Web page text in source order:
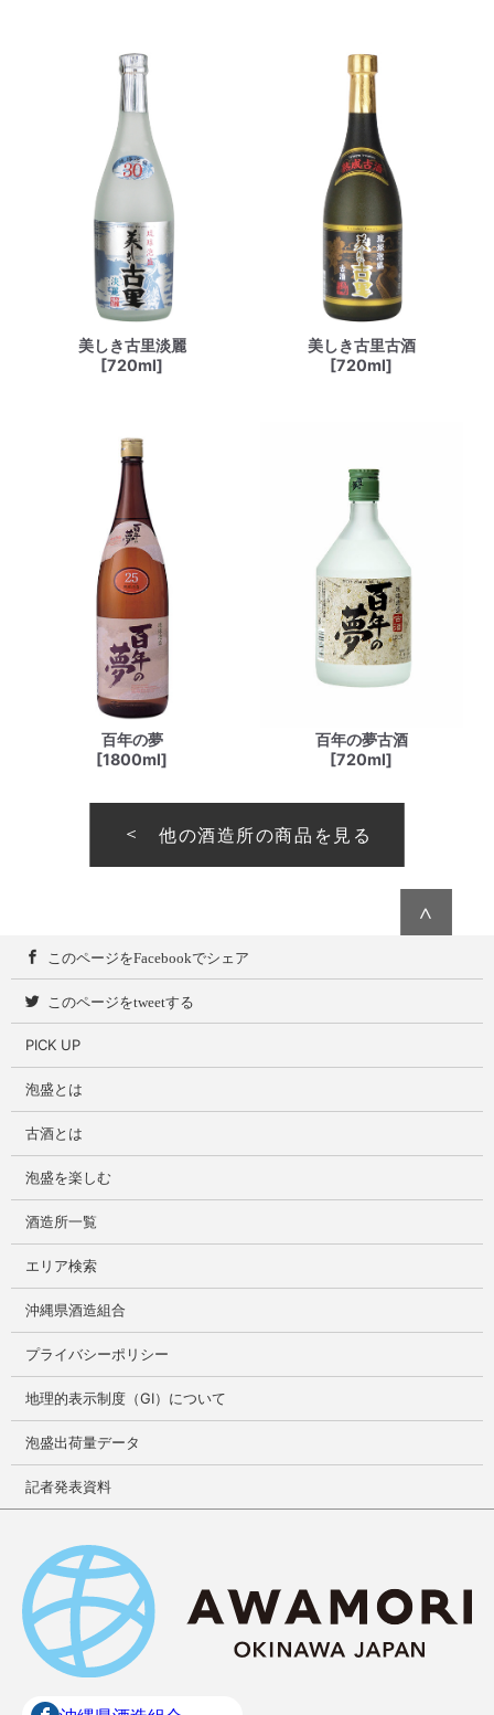
美しき古里淡麗
[720ml]
美しき古里古酒
[720ml]
百年の夢
[1800ml]
百年の夢古酒
[720ml]
他の酒造所の商品を見る
∧
このページをFacebookでシェア
このページをtweetする
PICK UP
泡盛とは
古酒とは
泡盛を楽しむ
酒造所一覧
エリア検索
沖縄県酒造組合
プライバシーポリシー
地理的表示制度（GI）について
泡盛出荷量データ
記者発表資料